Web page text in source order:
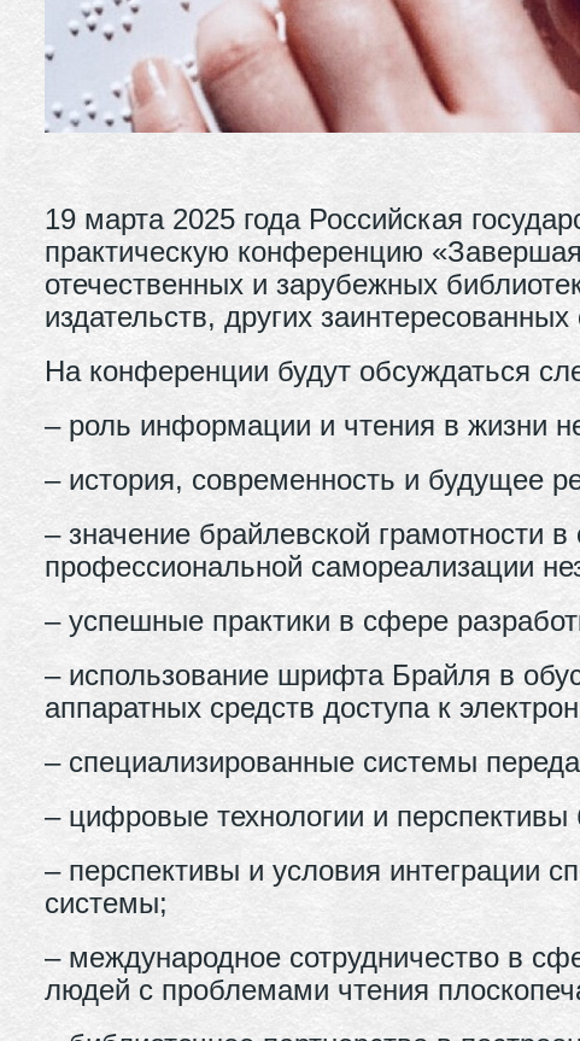
19 марта 2025 года Российская
практическую конференцию
отечественных и зарубежных
издательств, других заинтересованных
На конференции будут обсуждаться
– роль информации и чтения в жизни
– история, современность и будущее
– значение брайлевской грамотности
профессиональной самореализации
– успешные практики в сфере
– использование шрифта Брайля в
аппаратных средств доступа к
– специализированные системы
– цифровые технологии и перспективы
– перспективы и условия интеграции
системы;
– международное сотрудничество в
людей с проблемами чтения